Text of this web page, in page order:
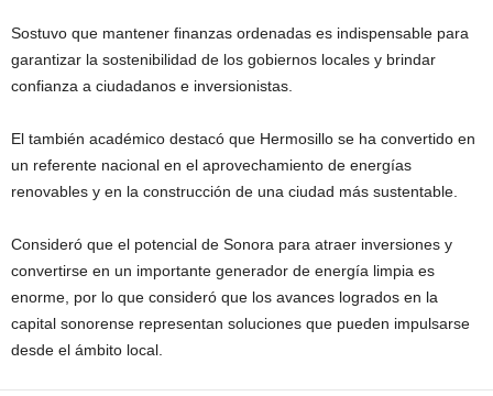
Sostuvo que mantener finanzas ordenadas es indispensable para
garantizar la sostenibilidad de los gobiernos locales y brindar
confianza a ciudadanos e inversionistas.
El también académico destacó que Hermosillo se ha convertido en
un referente nacional en el aprovechamiento de energías
renovables y en la construcción de una ciudad más sustentable.
Consideró que el potencial de Sonora para atraer inversiones y
convertirse en un importante generador de energía limpia es
enorme, por lo que consideró que los avances logrados en la
capital sonorense representan soluciones que pueden impulsarse
desde el ámbito local.